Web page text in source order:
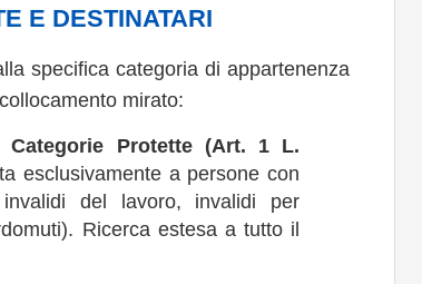
E DESTINATARI
specifica categoria di appartenenza
mirato:
Protette (Art. 1 L.
esclusivamente a persone con
del lavoro, invalidi per
Ricerca estesa a tutto il